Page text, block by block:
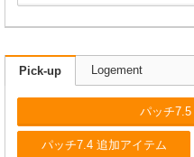
Pick-up Logement
パッチ
パッチ7.4 追加アイテム